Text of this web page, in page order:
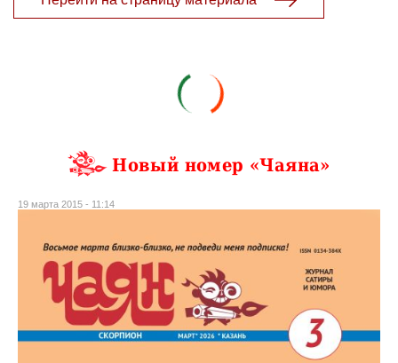
Новый номер «Чаяна»
19 марта 2015 - 11:14